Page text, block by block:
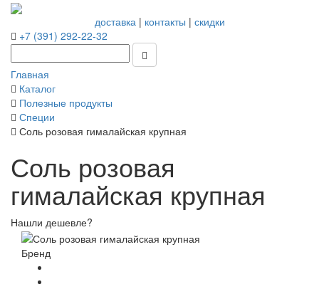
доставка| контакты | скидки
+7 (391) 292-22-32
Главная
Каталог
Полезные продукты
Специи
Соль розовая гималайская крупная
Соль розовая
гималайская крупная
Нашли дешевле?
Бренд